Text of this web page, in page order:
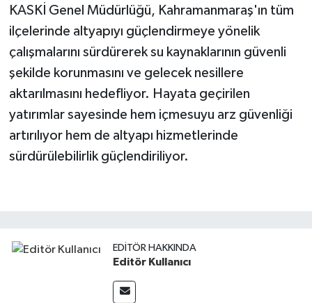
KASKİ Genel Müdürlüğü, Kahramanmaraş'ın tüm
ilçelerinde altyapıyı güçlendirmeye yönelik
çalışmalarını sürdürerek su kaynaklarının güvenli
şekilde korunmasını ve gelecek nesillere
aktarılmasını hedefliyor. Hayata geçirilen
yatırımlar sayesinde hem içmesuyu arz güvenliği
artırılıyor hem de altyapı hizmetlerinde
sürdürülebilirlik güçlendiriliyor.
EDITÖR HAKKINDA
Editör Kullanıcı